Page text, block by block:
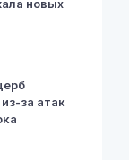
новых
за атак